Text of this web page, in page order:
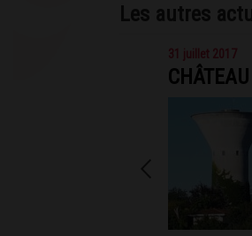
Les autres
31 juillet 2017